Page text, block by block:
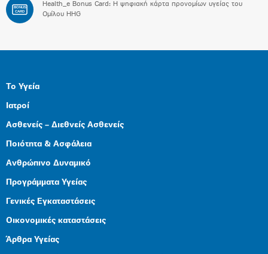
BONUS
CARD
Health_e Bonus Card: H ψηφιακή κάρτα προνομίων υγείας του
Ομίλου HHG
Το Υγεία
Ιατροί
Ασθενείς – Διεθνείς Ασθενείς
Ποιότητα & Ασφάλεια
Ανθρώπινο Δυναμικό
Προγράμματα Υγείας
Γενικές Εγκαταστάσεις
Οικονομικές καταστάσεις
Άρθρα Υγείας